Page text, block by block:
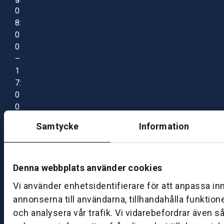
Samtycke Information
Denna webbplats använder cookies
Vi använder enhetsidentifierare för att anpassa
annonserna till användarna, tillhandahålla
och analysera vår trafik. Vi vidarebefordrar även
0
8:
0
0
–
1
7:
0
0
ik
k
ö
v